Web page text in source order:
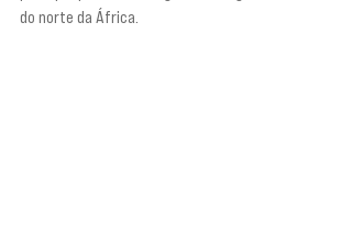
do norte da África.